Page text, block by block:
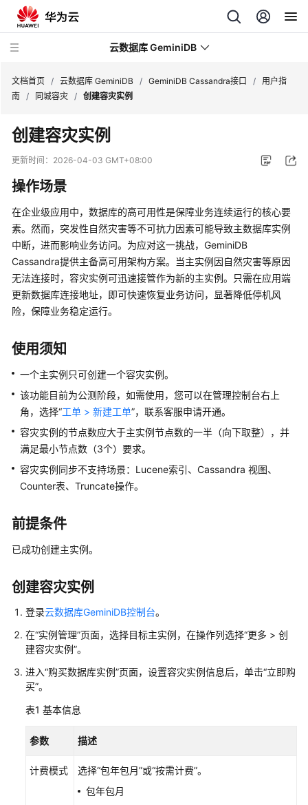
云数据库 GeminiDB
最
新
动
务
公
告
产
品
介
GeminiDB
Redis
口
GeminiDB
Influx
接
口
Cassandra
口
产
介
绍
费
说
明
快
入
文档首页 / 云数据库 GeminiDB / GeminiDB Cassandra接口 / 用户指
南 / 同城容灾 / 创建容灾实例
创建容灾实例
更新时间： 2026-04-03 GMT+08:00
操作场景
在企业级应用中，数据库的高可用性是保障业务连续运行的核心要
素。然而，突发性自然灾害等不可抗力因素可能导致主数据库实例
中断，进而影响业务访问。为应对这一挑战，GeminiDB
Cassandra提供主备高可用架构方案。当主实例因自然灾害等原因
无法连接时，容灾实例可迅速接管作为新的主实例。只需在应用端
更新数据库连接地址，即可快速恢复业务访问，显著降低停机风
险，保障业务稳定运行。
使用须知
一个主实例只可创建一个容灾实例。
该功能目前为公测阶段，如需使用，您可以在管理控制台右上
角，选择“工单 > 新建工单”，联系客服申请开通。
容灾实例的节点数应大于主实例节点数的一半（向下取整），并
满足最小节点数（3个）要求。
容灾实例同步不支持场景：Lucene索引、Cassandra 视图、
Counter表、Truncate操作。
前提条件
已成功创建主实例。
创建容灾实例
登录云数据库GeminiDB控制台。
在“实例管理”页面，选择目标主实例，在操作列选择“更多 > 创
建容灾实例”。
进入“购买数据库实例”页面，设置容灾实例信息后，单击“立即购
买”。
表1 基本信息
参数 描述
计费模式 选择“包年包月”或“按需计费”。
包年包月